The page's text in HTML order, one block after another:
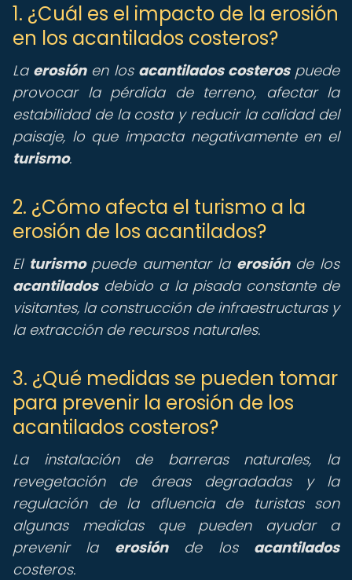
1. ¿Cuál es el impacto de la erosión
en los acantilados costeros?
La erosiónen los acantilados costerospuede
provocar la pérdida de terreno, afectar la
estabilidad de la costa y reducir la calidad del
paisaje, lo que impacta negativamente en el
turismo.
2. ¿Cómo afecta el turismo a la
erosión de los acantilados?
El turismopuede aumentar la erosiónde los
acantiladosdebido a la pisada constante de
visitantes, la construcción de infraestructuras y
la extracción de recursos naturales.
3. ¿Qué medidas se pueden tomar
para prevenir la erosión de los
acantilados costeros?
La instalación de barreras naturales, la
revegetación de áreas degradadas y la
regulación de la afluencia de turistas son
algunas medidas que pueden ayudar a
prevenir la erosiónde los acantilados
costeros.